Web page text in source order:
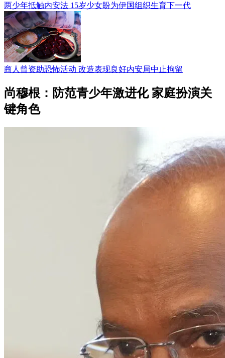
两少年抵触内安法 15岁少女盼为伊国组织生育下一代
商人曾资助恐怖活动 改造表现良好内安局中止拘留
尚穆根：防范青少年激进化 家庭扮演关
键角色